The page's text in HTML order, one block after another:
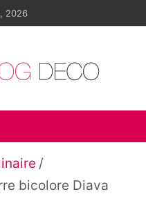
2026
d'intérieur et du
bicolore Diava